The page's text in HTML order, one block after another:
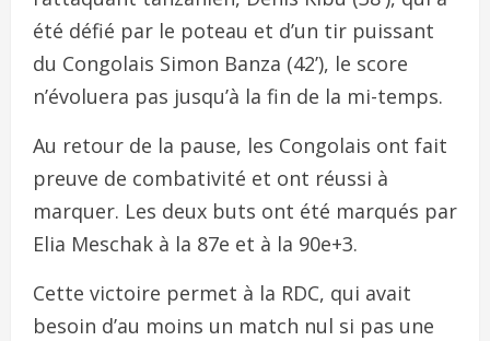
été défié par le poteau et d’un tir puissant
du Congolais Simon Banza (42’), le score
n’évoluera pas jusqu’à la fin de la mi-temps.
Au retour de la pause, les Congolais ont fait
preuve de combativité et ont réussi à
marquer. Les deux buts ont été marqués par
Elia Meschak à la 87e et à la 90e+3.
Cette victoire permet à la RDC, qui avait
besoin d’au moins un match nul si pas une